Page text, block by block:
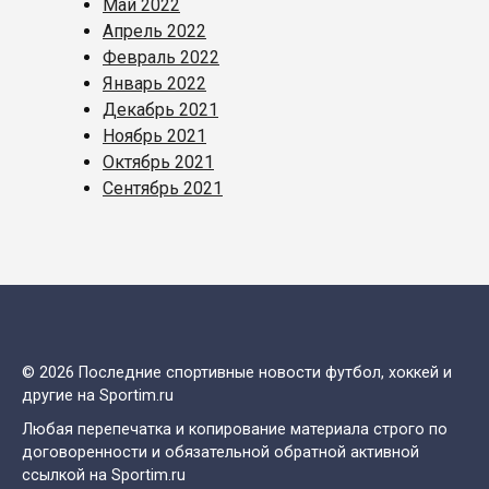
Май 2022
Апрель 2022
Февраль 2022
Январь 2022
Декабрь 2021
Ноябрь 2021
Октябрь 2021
Сентябрь 2021
© 2026 Последние спортивные новости футбол, хоккей и
другие на Sportim.ru
Любая перепечатка и копирование материала строго по
договоренности и обязательной обратной активной
ссылкой на Sportim.ru